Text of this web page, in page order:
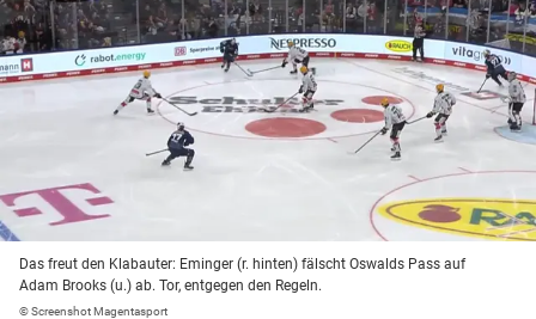
Das freut den Klabauter: Eminger (r. hinten) fälscht Oswalds Pass auf
Adam Brooks (u.) ab. Tor, entgegen den Regeln.
© Screenshot Magentasport